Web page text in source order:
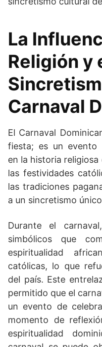
La
Religión y
Carnaval
El Carnaval
fiesta; es un evento
en la historia
las festividades
las tradiciones
a un sincretismo
Durante el
simbólicos que
espiritualidad
católicas, lo que
del país. Este
permitido que el
un evento de
momento de
espiritualidad